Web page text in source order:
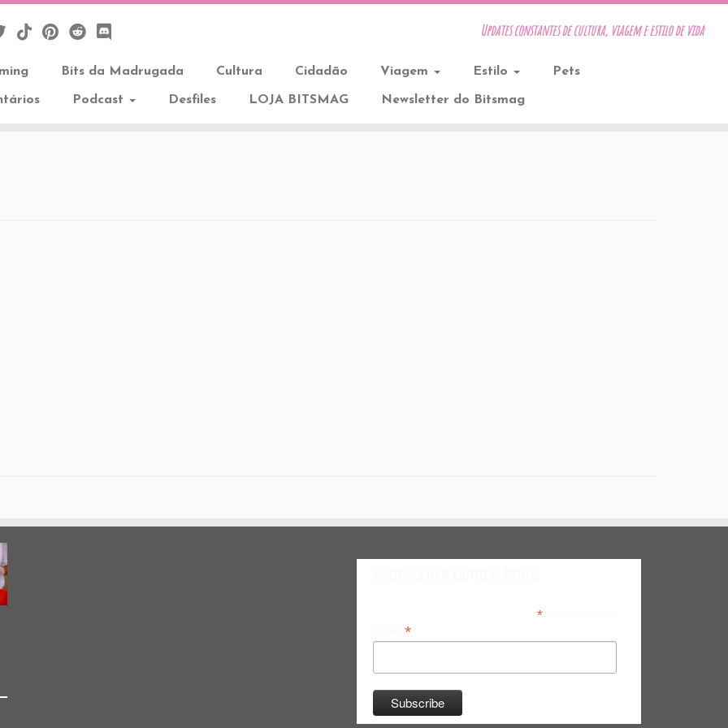
Updates constantes de cultura, viagem e estilo de vida
Bits da Madrugada Cultura Cidadão Viagem Estilo Pets
Podcast Desfiles LOJA BITSMAG Newsletter do Bitsmag
*indicates required
*